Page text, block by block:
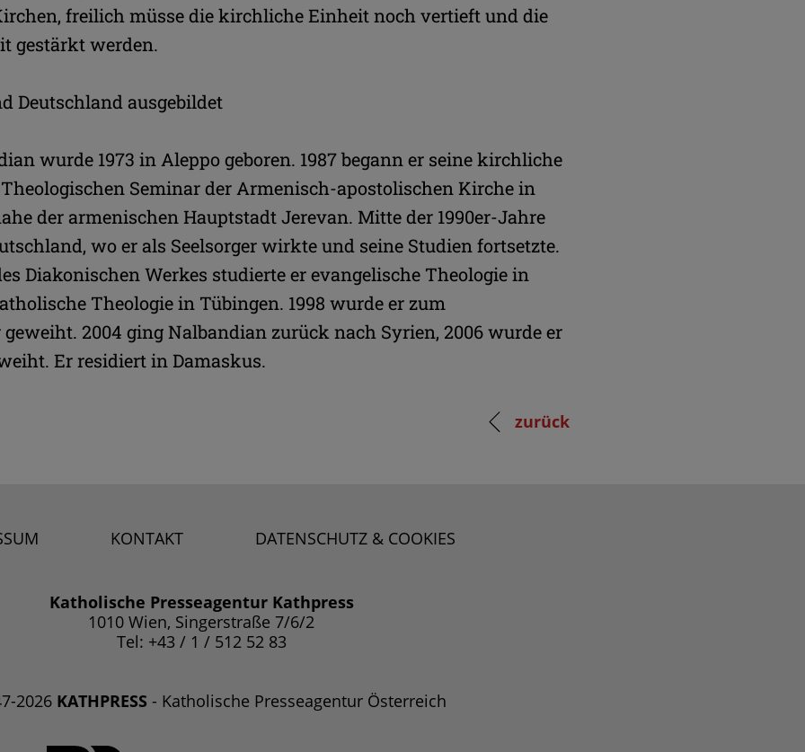
freilich müsse die kirchliche Einheit noch vertieft und die
gestärkt werden.
Deutschland ausgebildet
wurde 1973 in Aleppo geboren. 1987 begann er seine kirchliche
Seminar der Armenisch-apostolischen Kirche in
der armenischen Hauptstadt Jerevan. Mitte der 1990er-Jahre
wo er als Seelsorger wirkte und seine Studien fortsetzte.
Diakonischen Werkes studierte er evangelische Theologie in
Theologie in Tübingen. 1998 wurde er zum
2004 ging Nalbandian zurück nach Syrien, 2006 wurde er
Er residiert in Damaskus.
zurück
KONTAKT DATENSCHUTZ & COOKIES
Katholische Presseagentur Kathpress
1010 Wien, Singerstraße 7/6/2
Tel: +43 / 1 / 512 52 83
2026 KATHPRESS - Katholische Presseagentur Österreich